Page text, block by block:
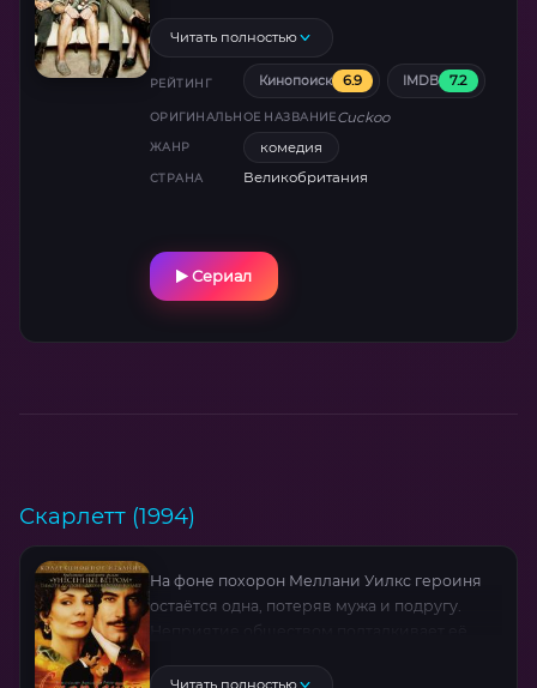
мыслителя, который не признает
материальных ценностей, не приемлет
работу, не встает раньше полудня, но зато
любит Рэйчел, картошечку в мундире, и
своих тестя и тёщу.
Читать полностью
РЕЙТИНГ Кинопоиск 6.9 IMDB 7.2
ОРИГИНАЛЬНОЕ НАЗВАНИЕCuckoo
ЖАНР комедия
СТРАНА Великобритания
Сериал
Скарлетт (1994)
На фоне похорон Меллани Уилкс героиня
остаётся одна, потеряв мужа и подругу.
Чарльстон — к семье Ретта Батлера. Их
Читать полностью